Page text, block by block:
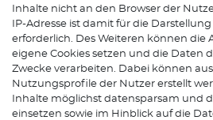
Inhalte nicht an den Browser der
IP-Adresse ist damit für die
erforderlich. Des Weiteren können die
eigene Cookies setzen und die Daten
Zwecke verarbeiten. Dabei können
Nutzungsprofile der Nutzer erstellt
Inhalte möglichst datensparsam und
einsetzen sowie im Hinblick auf die